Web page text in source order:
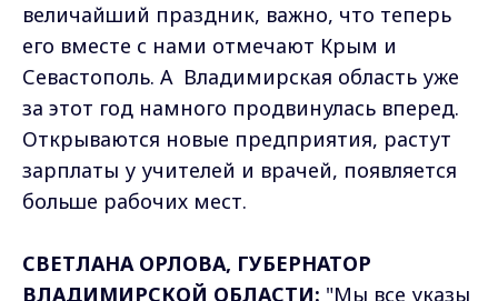
величайший праздник, важно, что теперь
его вместе с нами отмечают Крым и
Севастополь. А Владимирская область уже
за этот год намного продвинулась вперед.
Открываются новые предприятия, растут
зарплаты у учителей и врачей, появляется
больше рабочих мест.
СВЕТЛАНА ОРЛОВА, ГУБЕРНАТОР
ВЛАДИМИРСКОЙ ОБЛАСТИ: "Мы все указы